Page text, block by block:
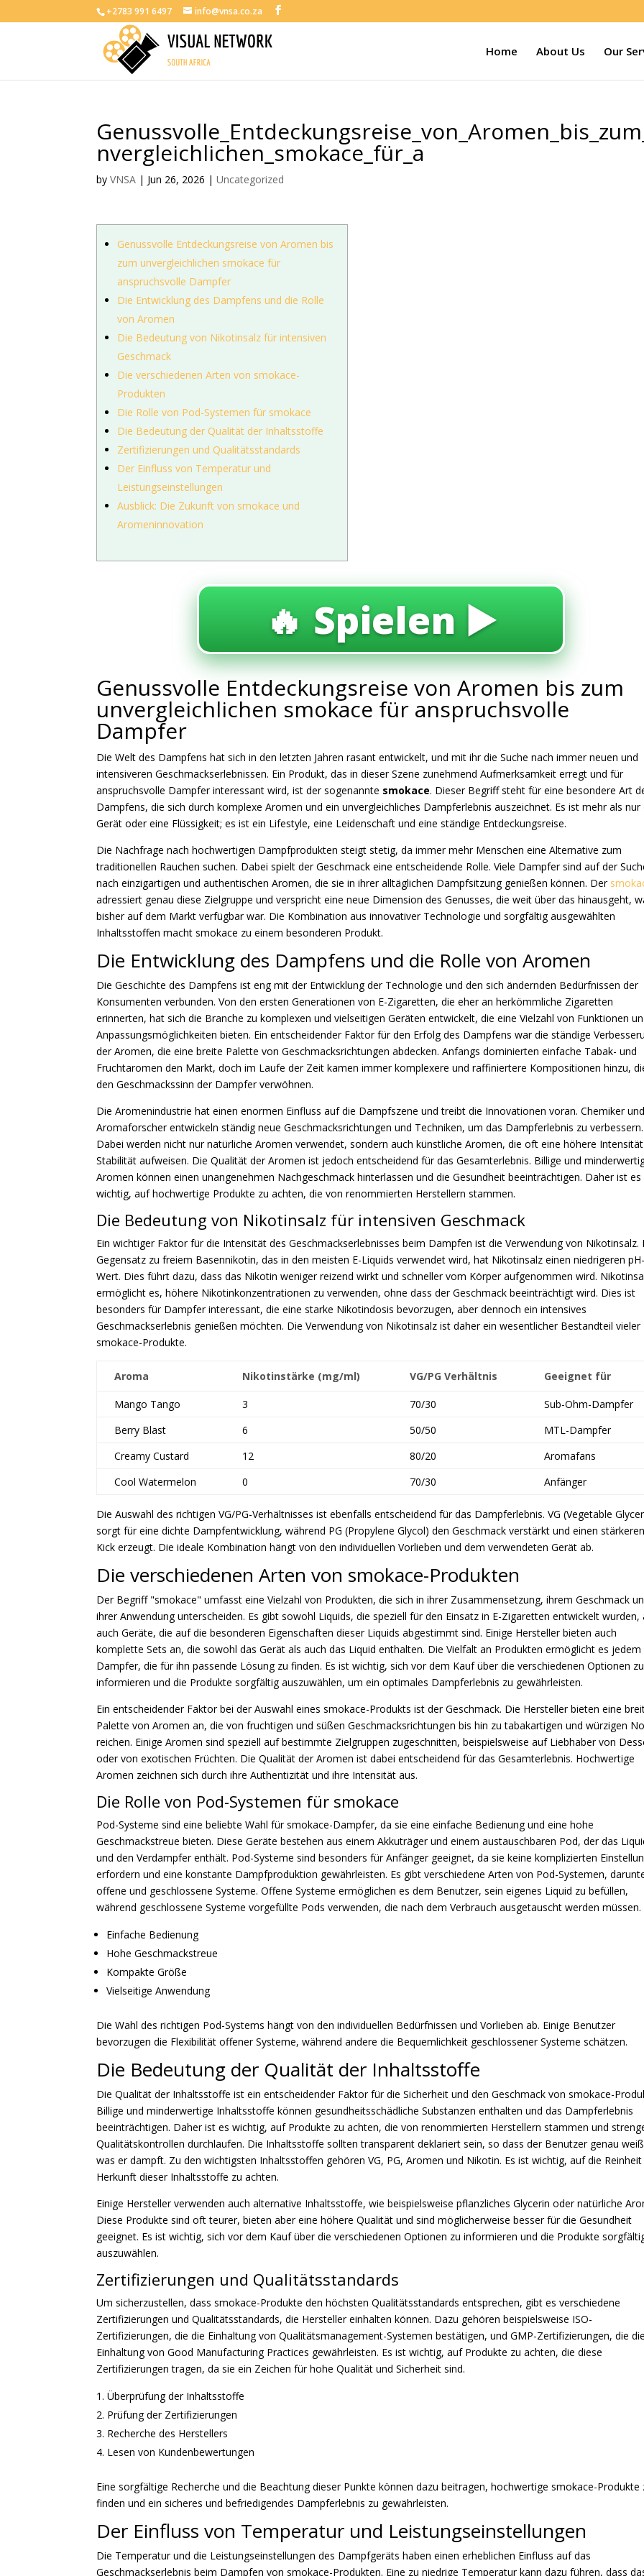
+2783 991 6497 info@vnsa.co.za
Home About Us Our
nvergleichlichen_smokace_für_a
byVNSA | Jun 26, 2026 |Uncategorized
Genussvolle Entdeckungsreise von Aromen bis
zum unvergleichlichen smokace für
anspruchsvolle Dampfer
Die Entwicklung des Dampfens und die Rolle
von Aromen
Die Bedeutung von Nikotinsalz für intensiven
Geschmack
Die verschiedenen Arten von smokace-
Produkten
Die Rolle von Pod-Systemen für smokace
Die Bedeutung der Qualität der Inhaltsstoffe
Zertifizierungen und Qualitätsstandards
Der Einfluss von Temperatur und
Leistungseinstellungen
Ausblick: Die Zukunft von smokace und
Aromeninnovation
🔥 Spielen ▶️
Genussvolle Entdeckungsreise von Aromen bis zum
unvergleichlichen smokace für anspruchsvolle
Dampfer
Die Welt des Dampfens hat sich in den letzten Jahren rasant entwickelt, und mit ihr die Suche nach immer neuen und
intensiveren Geschmackserlebnissen. Ein Produkt, das in dieser Szene zunehmend Aufmerksamkeit erregt und für
anspruchsvolle Dampfer interessant wird, ist der sogenannte smokace. Dieser Begriff steht für eine besondere Art
Dampfens, die sich durch komplexe Aromen und ein unvergleichliches Dampferlebnis auszeichnet. Es ist mehr als nur
Gerät oder eine Flüssigkeit; es ist ein Lifestyle, eine Leidenschaft und eine ständige Entdeckungsreise.
Die Nachfrage nach hochwertigen Dampfprodukten steigt stetig, da immer mehr Menschen eine Alternative zum
traditionellen Rauchen suchen. Dabei spielt der Geschmack eine entscheidende Rolle. Viele Dampfer sind auf der
nach einzigartigen und authentischen Aromen, die sie in ihrer alltäglichen Dampfsitzung genießen können. Der
adressiert genau diese Zielgruppe und verspricht eine neue Dimension des Genusses, die weit über das hinausgeht,
bisher auf dem Markt verfügbar war. Die Kombination aus innovativer Technologie und sorgfältig ausgewählten
Inhaltsstoffen macht smokace zu einem besonderen Produkt.
Die Entwicklung des Dampfens und die Rolle von Aromen
Die Geschichte des Dampfens ist eng mit der Entwicklung der Technologie und den sich ändernden Bedürfnissen der
Konsumenten verbunden. Von den ersten Generationen von E-Zigaretten, die eher an herkömmliche Zigaretten
erinnerten, hat sich die Branche zu komplexen und vielseitigen Geräten entwickelt, die eine Vielzahl von Funktionen
Anpassungsmöglichkeiten bieten. Ein entscheidender Faktor für den Erfolg des Dampfens war die ständige
der Aromen, die eine breite Palette von Geschmacksrichtungen abdecken. Anfangs dominierten einfache Tabak- und
Fruchtaromen den Markt, doch im Laufe der Zeit kamen immer komplexere und raffiniertere Kompositionen hinzu,
den Geschmackssinn der Dampfer verwöhnen.
Die Aromenindustrie hat einen enormen Einfluss auf die Dampfszene und treibt die Innovationen voran. Chemiker und
Aromaforscher entwickeln ständig neue Geschmacksrichtungen und Techniken, um das Dampferlebnis zu verbessern.
Dabei werden nicht nur natürliche Aromen verwendet, sondern auch künstliche Aromen, die oft eine höhere
Stabilität aufweisen. Die Qualität der Aromen ist jedoch entscheidend für das Gesamterlebnis. Billige und
Aromen können einen unangenehmen Nachgeschmack hinterlassen und die Gesundheit beeinträchtigen. Daher ist es
wichtig, auf hochwertige Produkte zu achten, die von renommierten Herstellern stammen.
Die Bedeutung von Nikotinsalz für intensiven Geschmack
Ein wichtiger Faktor für die Intensität des Geschmackserlebnisses beim Dampfen ist die Verwendung von Nikotinsalz.
Gegensatz zu freiem Basennikotin, das in den meisten E-Liquids verwendet wird, hat Nikotinsalz einen niedrigeren pH-
Wert. Dies führt dazu, dass das Nikotin weniger reizend wirkt und schneller vom Körper aufgenommen wird.
ermöglicht es, höhere Nikotinkonzentrationen zu verwenden, ohne dass der Geschmack beeinträchtigt wird. Dies ist
besonders für Dampfer interessant, die eine starke Nikotindosis bevorzugen, aber dennoch ein intensives
Geschmackserlebnis genießen möchten. Die Verwendung von Nikotinsalz ist daher ein wesentlicher Bestandteil vieler
smokace-Produkte.
Aroma Nikotinstärke (mg/ml) VG/PG Verhältnis Geeignet für
Mango Tango 3 70/30
Sub-Ohm-Dampfer
Berry Blast
6 50/50
MTL-Dampfer
Creamy Custard
12 80/20
Aromafans
Cool Watermelon
0 70/30 Anfänger
Die Auswahl des richtigen VG/PG-Verhältnisses ist ebenfalls entscheidend für das Dampferlebnis. VG (Vegetable
sorgt für eine dichte Dampfentwicklung, während PG (Propylene Glycol) den Geschmack verstärkt und einen stärkeren
Kick erzeugt. Die ideale Kombination hängt von den individuellen Vorlieben und dem verwendeten Gerät ab.
Die verschiedenen Arten von smokace-Produkten
Der Begriff "smokace" umfasst eine Vielzahl von Produkten, die sich in ihrer Zusammensetzung, ihrem Geschmack
ihrer Anwendung unterscheiden. Es gibt sowohl Liquids, die speziell für den Einsatz in E-Zigaretten entwickelt wurden,
auch Geräte, die auf die besonderen Eigenschaften dieser Liquids abgestimmt sind. Einige Hersteller bieten auch
komplette Sets an, die sowohl das Gerät als auch das Liquid enthalten. Die Vielfalt an Produkten ermöglicht es jedem
Dampfer, die für ihn passende Lösung zu finden. Es ist wichtig, sich vor dem Kauf über die verschiedenen Optionen zu
informieren und die Produkte sorgfältig auszuwählen, um ein optimales Dampferlebnis zu gewährleisten.
Ein entscheidender Faktor bei der Auswahl eines smokace-Produkts ist der Geschmack. Die Hersteller bieten eine
Palette von Aromen an, die von fruchtigen und süßen Geschmacksrichtungen bis hin zu tabakartigen und würzigen
reichen. Einige Aromen sind speziell auf bestimmte Zielgruppen zugeschnitten, beispielsweise auf Liebhaber von
oder von exotischen Früchten. Die Qualität der Aromen ist dabei entscheidend für das Gesamterlebnis. Hochwertige
Aromen zeichnen sich durch ihre Authentizität und ihre Intensität aus.
Die Rolle von Pod-Systemen für smokace
Pod-Systeme sind eine beliebte Wahl für smokace-Dampfer, da sie eine einfache Bedienung und eine hohe
Geschmackstreue bieten. Diese Geräte bestehen aus einem Akkuträger und einem austauschbaren Pod, der das
und den Verdampfer enthält. Pod-Systeme sind besonders für Anfänger geeignet, da sie keine komplizierten
erfordern und eine konstante Dampfproduktion gewährleisten. Es gibt verschiedene Arten von Pod-Systemen,
offene und geschlossene Systeme. Offene Systeme ermöglichen es dem Benutzer, sein eigenes Liquid zu befüllen,
während geschlossene Systeme vorgefüllte Pods verwenden, die nach dem Verbrauch ausgetauscht werden müssen.
Einfache Bedienung
Hohe Geschmackstreue
Kompakte Größe
Vielseitige Anwendung
Die Wahl des richtigen Pod-Systems hängt von den individuellen Bedürfnissen und Vorlieben ab. Einige Benutzer
bevorzugen die Flexibilität offener Systeme, während andere die Bequemlichkeit geschlossener Systeme schätzen.
Die Bedeutung der Qualität der Inhaltsstoffe
Die Qualität der Inhaltsstoffe ist ein entscheidender Faktor für die Sicherheit und den Geschmack von smokace-
Billige und minderwertige Inhaltsstoffe können gesundheitsschädliche Substanzen enthalten und das Dampferlebnis
beeinträchtigen. Daher ist es wichtig, auf Produkte zu achten, die von renommierten Herstellern stammen und
Qualitätskontrollen durchlaufen. Die Inhaltsstoffe sollten transparent deklariert sein, so dass der Benutzer genau
was er dampft. Zu den wichtigsten Inhaltsstoffen gehören VG, PG, Aromen und Nikotin. Es ist wichtig, auf die Reinheit
Herkunft dieser Inhaltsstoffe zu achten.
Einige Hersteller verwenden auch alternative Inhaltsstoffe, wie beispielsweise pflanzliches Glycerin oder natürliche
Diese Produkte sind oft teurer, bieten aber eine höhere Qualität und sind möglicherweise besser für die Gesundheit
geeignet. Es ist wichtig, sich vor dem Kauf über die verschiedenen Optionen zu informieren und die Produkte
auszuwählen.
Zertifizierungen und Qualitätsstandards
Um sicherzustellen, dass smokace-Produkte den höchsten Qualitätsstandards entsprechen, gibt es verschiedene
Zertifizierungen und Qualitätsstandards, die Hersteller einhalten können. Dazu gehören beispielsweise ISO-
Zertifizierungen, die die Einhaltung von Qualitätsmanagement-Systemen bestätigen, und GMP-Zertifizierungen, die die
Einhaltung von Good Manufacturing Practices gewährleisten. Es ist wichtig, auf Produkte zu achten, die diese
Zertifizierungen tragen, da sie ein Zeichen für hohe Qualität und Sicherheit sind.
Überprüfung der Inhaltsstoffe
Prüfung der Zertifizierungen
Recherche des Herstellers
Lesen von Kundenbewertungen
Eine sorgfältige Recherche und die Beachtung dieser Punkte können dazu beitragen, hochwertige smokace-Produkte
finden und ein sicheres und befriedigendes Dampferlebnis zu gewährleisten.
Der Einfluss von Temperatur und Leistungseinstellungen
Die Temperatur und die Leistungseinstellungen des Dampfgeräts haben einen erheblichen Einfluss auf das
Geschmackserlebnis beim Dampfen von smokace-Produkten. Eine zu niedrige Temperatur kann dazu führen, dass